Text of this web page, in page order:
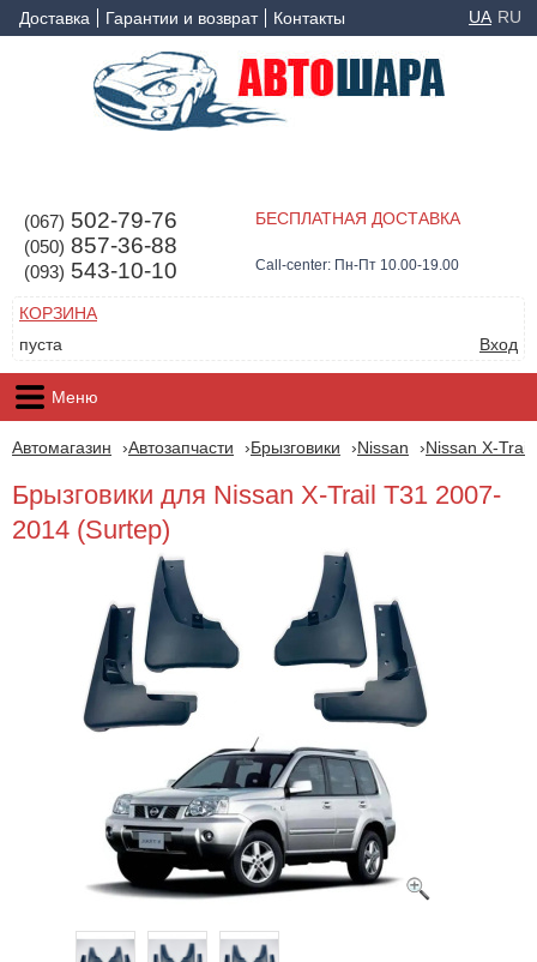
Доставка Гарантии и возврат Контакты UA RU
(067) 502-79-76
(050) 857-36-88
(093) 543-10-10
БЕСПЛАТНАЯ ДОСТАВКА
Call-center: Пн-Пт 10.00-19.00
КОРЗИНА
пуста
Вход
Меню
Автомагазин Автозапчасти Брызговики Nissan Nissan X-
Брызговики для Nissan X-Trail T31 2007-
2014 (Surtep)